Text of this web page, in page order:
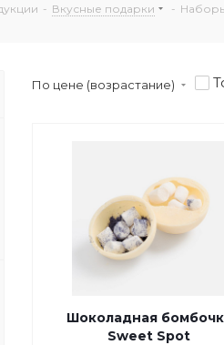
- Вкусные подарки -
По цене (возрастание)
Шоколадная
Sweet Spot